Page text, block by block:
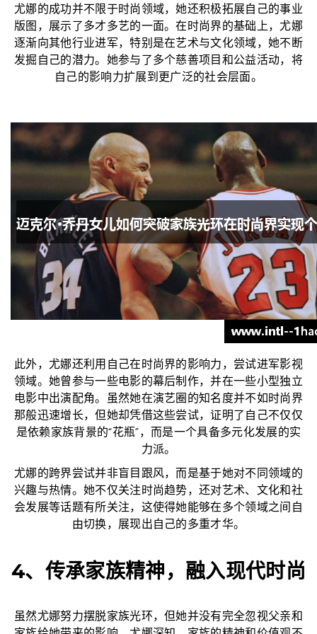
尤娜的成功并不限于时尚领域，她还积极拓展自己的事业
版图，展示了多才多艺的一面。在时尚界的基础上，尤娜
逐渐向其他行业进军，特别是在艺术与文化领域，她不断
发掘自己的潜力。她参与了多个慈善项目和公益活动，将
自己的影响力扩展到更广泛的社会层面。
此外，尤娜还利用自己在时尚界的影响力，尝试进军影视
领域。她曾参与一些电影的幕后制作，并在一些小型独立
电影中出演配角。虽然她在演艺圈的知名度并不如时尚界
那般迅速增长，但她却凭借这些尝试，证明了自己不仅仅
是依赖家族背景的“花瓶”，而是一个具备多元化发展的实
力派。
尤娜的跨界尝试并非盲目跟风，而是基于她对不同领域的
兴趣与热情。她不仅关注时尚趋势，还对艺术、文化和社
会发展等话题有所关注，这使得她能够在多个领域之间自
由切换，展现出自己的多重才华。
4、传承家族精神，融入现代时尚
虽然尤娜努力摆脱家族光环，但她并没有完全忽视父亲和